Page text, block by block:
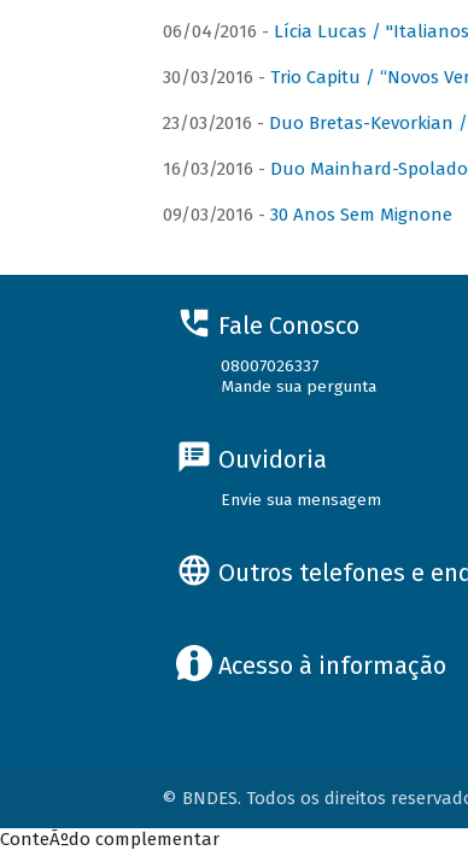
06/04/2016 - Lícia Lucas /
30/03/2016 - Trio Capitu / “Novos
23/03/2016 - Duo Bretas-Kevorkian
16/03/2016 - Duo Mainhard-
09/03/2016 - 30 Anos Sem Mignone
Fale Conosco
08007026337
Mande sua pergunta
Ouvidoria
Envie sua mensagem
Outros telefones e
Acesso à informação
© BNDES. Todos os direitos
ConteÃºdo complementar